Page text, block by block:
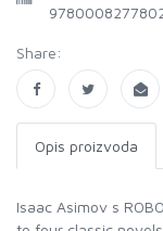
Share:
Opis proizvoda
Isaac Asimov s